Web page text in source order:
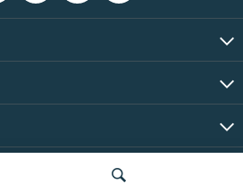
RFE/RL, Inc. | Все права защищены.